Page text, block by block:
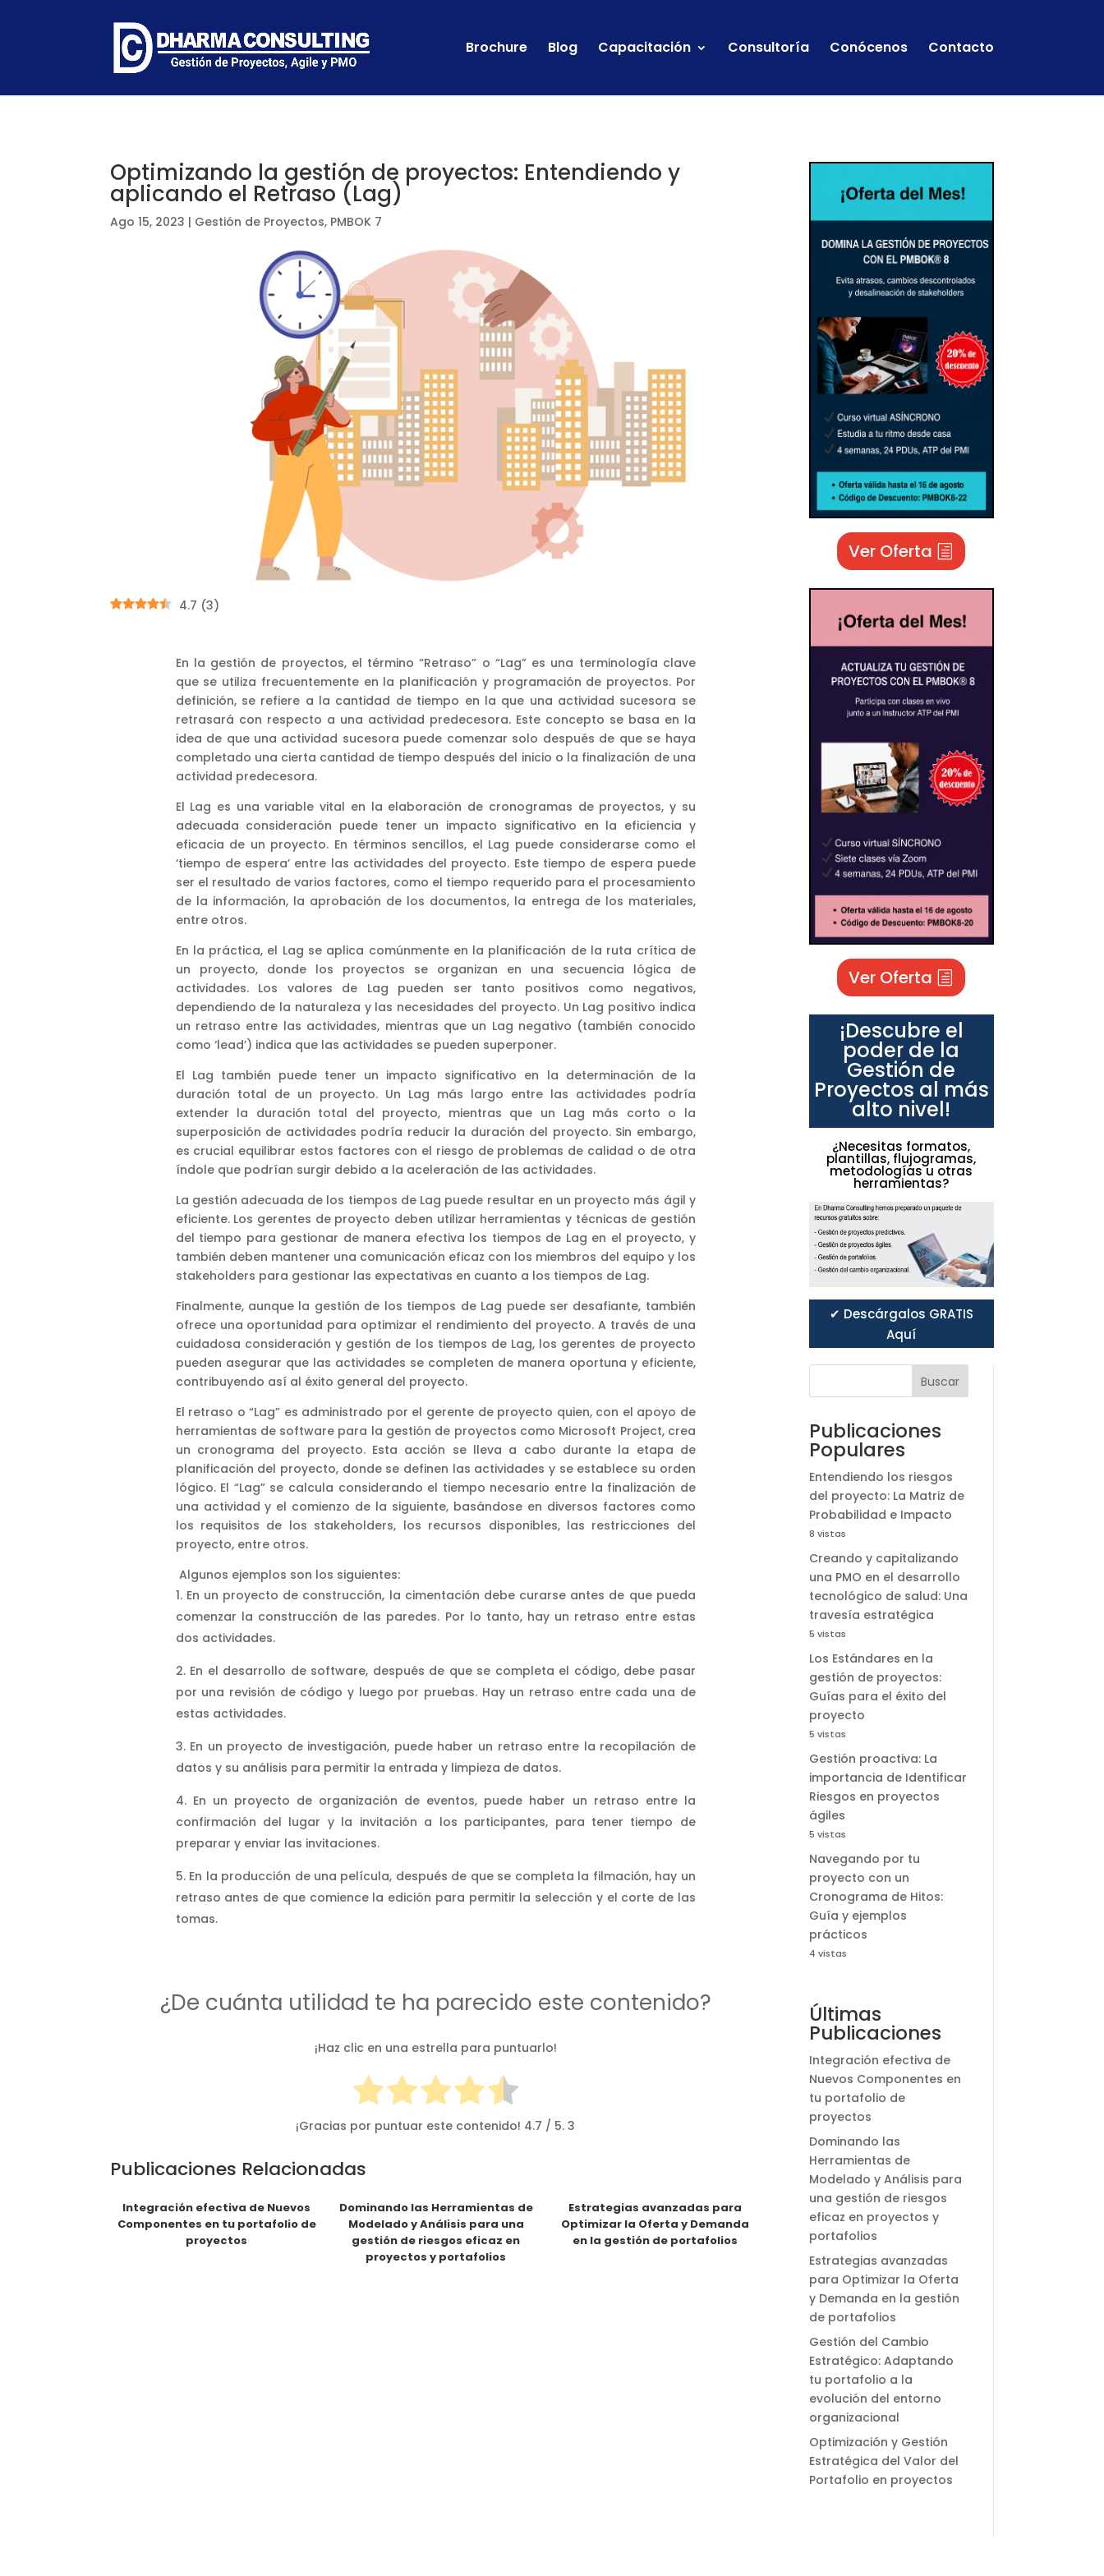
Brochure Blog Capacitación Consultoría Conócenos Contacto
Optimizando la gestión de proyectos: Entendiendo y
aplicando el Retraso (Lag)
Ago 15, 2023 | Gestión de Proyectos, PMBOK 7
4.7 (3)
En la gestión de proyectos, el término “Retraso” o “Lag” es una terminología clave
que se utiliza frecuentemente en la planificación y programación de proyectos. Por
definición, se refiere a la cantidad de tiempo en la que una actividad sucesora se
retrasará con respecto a una actividad predecesora. Este concepto se basa en la
idea de que una actividad sucesora puede comenzar solo después de que se haya
completado una cierta cantidad de tiempo después del inicio o la finalización de una
actividad predecesora.
El Lag es una variable vital en la elaboración de cronogramas de proyectos, y su
adecuada consideración puede tener un impacto significativo en la eficiencia y
eficacia de un proyecto. En términos sencillos, el Lag puede considerarse como el
‘tiempo de espera’ entre las actividades del proyecto. Este tiempo de espera puede
ser el resultado de varios factores, como el tiempo requerido para el procesamiento
de la información, la aprobación de los documentos, la entrega de los materiales,
entre otros.
En la práctica, el Lag se aplica comúnmente en la planificación de la ruta crítica de
un proyecto, donde los proyectos se organizan en una secuencia lógica de
actividades. Los valores de Lag pueden ser tanto positivos como negativos,
dependiendo de la naturaleza y las necesidades del proyecto. Un Lag positivo indica
un retraso entre las actividades, mientras que un Lag negativo (también conocido
como ‘lead’) indica que las actividades se pueden superponer.
El Lag también puede tener un impacto significativo en la determinación de la
duración total de un proyecto. Un Lag más largo entre las actividades podría
extender la duración total del proyecto, mientras que un Lag más corto o la
superposición de actividades podría reducir la duración del proyecto. Sin embargo,
es crucial equilibrar estos factores con el riesgo de problemas de calidad o de otra
índole que podrían surgir debido a la aceleración de las actividades.
La gestión adecuada de los tiempos de Lag puede resultar en un proyecto más ágil y
eficiente. Los gerentes de proyecto deben utilizar herramientas y técnicas de gestión
del tiempo para gestionar de manera efectiva los tiempos de Lag en el proyecto, y
también deben mantener una comunicación eficaz con los miembros del equipo y los
stakeholders para gestionar las expectativas en cuanto a los tiempos de Lag.
Finalmente, aunque la gestión de los tiempos de Lag puede ser desafiante, también
ofrece una oportunidad para optimizar el rendimiento del proyecto. A través de una
cuidadosa consideración y gestión de los tiempos de Lag, los gerentes de proyecto
pueden asegurar que las actividades se completen de manera oportuna y eficiente,
contribuyendo así al éxito general del proyecto.
El retraso o “Lag” es administrado por el gerente de proyecto quien, con el apoyo de
herramientas de software para la gestión de proyectos como Microsoft Project, crea
un cronograma del proyecto. Esta acción se lleva a cabo durante la etapa de
planificación del proyecto, donde se definen las actividades y se establece su orden
lógico. El “Lag” se calcula considerando el tiempo necesario entre la finalización de
una actividad y el comienzo de la siguiente, basándose en diversos factores como
los requisitos de los stakeholders, los recursos disponibles, las restricciones del
proyecto, entre otros.
Algunos ejemplos son los siguientes:
En un proyecto de construcción, la cimentación debe curarse antes de que pueda
comenzar la construcción de las paredes. Por lo tanto, hay un retraso entre estas
dos actividades.
En el desarrollo de software, después de que se completa el código, debe pasar
por una revisión de código y luego por pruebas. Hay un retraso entre cada una de
estas actividades.
En un proyecto de investigación, puede haber un retraso entre la recopilación de
datos y su análisis para permitir la entrada y limpieza de datos.
En un proyecto de organización de eventos, puede haber un retraso entre la
confirmación del lugar y la invitación a los participantes, para tener tiempo de
preparar y enviar las invitaciones.
En la producción de una película, después de que se completa la filmación, hay un
retraso antes de que comience la edición para permitir la selección y el corte de las
tomas.
¿De cuánta utilidad te ha parecido este contenido?
¡Haz clic en una estrella para puntuarlo!
¡Gracias por puntuar este contenido! 4.7 / 5.3
Publicaciones Relacionadas
Integración efectiva de Nuevos
Componentes en tu portafolio de
proyectos
Dominando las Herramientas de
Modelado y Análisis para una
gestión de riesgos eficaz en
proyectos y portafolios
Estrategias avanzadas para
Optimizar la Oferta y Demanda
en la gestión de portafolios
Ver Oferta
Ver Oferta
¡Descubre el
poder de la
Gestión de
Proyectos al más
alto nivel!
¿Necesitas formatos,
plantillas, flujogramas,
metodologías u otras
herramientas?
✔ Descárgalos GRATIS
Aquí
Buscar
Publicaciones
Populares
Entendiendo los riesgos
del proyecto: La Matriz de
Probabilidad e Impacto
8 vistas
Creando y capitalizando
una PMO en el desarrollo
tecnológico de salud: Una
travesía estratégica
5 vistas
Los Estándares en la
gestión de proyectos:
Guías para el éxito del
proyecto
5 vistas
Gestión proactiva: La
importancia de Identificar
Riesgos en proyectos
ágiles
5 vistas
Navegando por tu
proyecto con un
Cronograma de Hitos:
Guía y ejemplos
prácticos
4 vistas
Últimas
Publicaciones
Integración efectiva de
Nuevos Componentes en
tu portafolio de
proyectos
Dominando las
Herramientas de
Modelado y Análisis para
una gestión de riesgos
eficaz en proyectos y
portafolios
Estrategias avanzadas
para Optimizar la Oferta
y Demanda en la gestión
de portafolios
Gestión del Cambio
Estratégico: Adaptando
tu portafolio a la
evolución del entorno
organizacional
Optimización y Gestión
Estratégica del Valor del
Portafolio en proyectos